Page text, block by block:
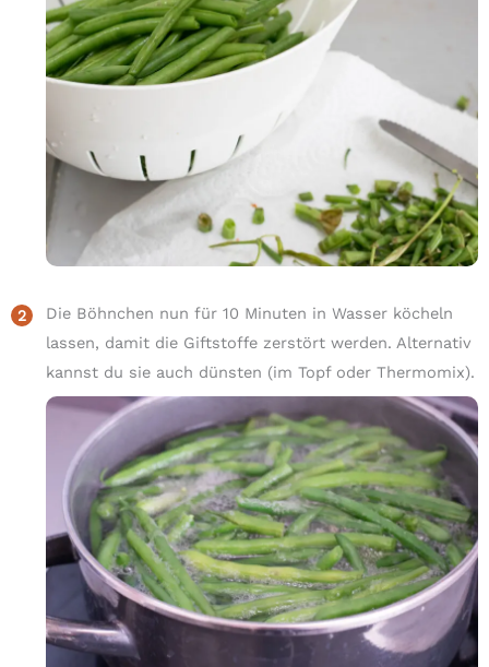
Die Böhnchen nun für 10 Minuten in Wasser köcheln
lassen, damit die Giftstoffe zerstört werden. Alternativ
kannst du sie auch dünsten (im Topf oder Thermomix).